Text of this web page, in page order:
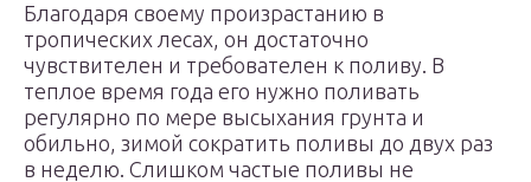
Благодаря своему произрастанию в
тропических лесах, он достаточно
чувствителен и требователен к поливу. В
теплое время года его нужно поливать
регулярно по мере высыхания грунта и
обильно, зимой сократить поливы до двух раз
в неделю. Слишком частые поливы не